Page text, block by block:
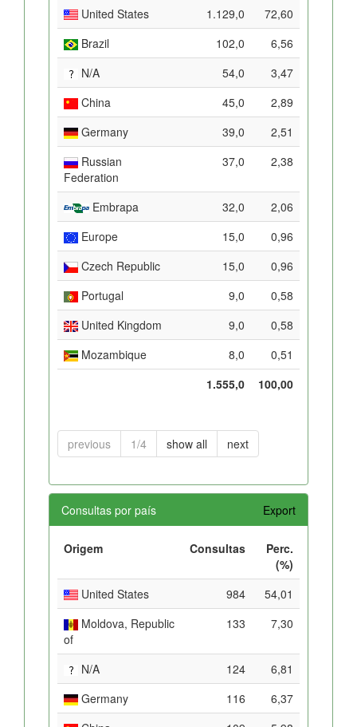
United States 1.129,0
72,60
Brazil
102,0
6,56
N/A
54,0
3,47
China
45,0
2,89
Germany
39,0
2,51
Russian
Federation
37,0 2,38
Embrapa 32,0
2,06
Europe
15,0
0,96
Czech Republic
15,0
0,96
Portugal
9,0
0,58
United Kingdom
9,0
0,58
Mozambique
8,0
0,51
1.555,0
100,00
previous 1/4 show all next
Consultas por país Export
Origem Consultas
Perc.
(%)
United States
984
54,01
Moldova, Republic
of
133 7,30
N/A 124
6,81
Germany
116
6,37